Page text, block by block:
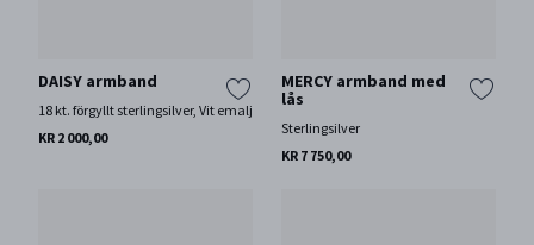
DAISY armband
18 kt. förgyllt sterlingsilver, Vit emalj
KR 2 000,00
MERCY armband med
lås
Sterlingsilver
KR 7 750,00